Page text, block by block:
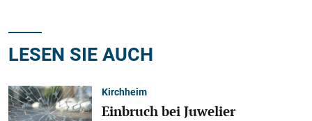
LESEN SIE AUCH
Kirchheim
Einbruch bei Juwelier